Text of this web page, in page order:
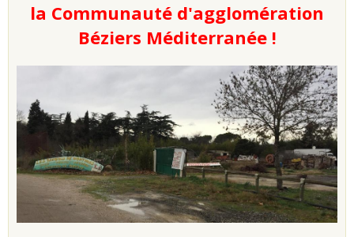
la Communauté d'agglomération
Béziers Méditerranée !